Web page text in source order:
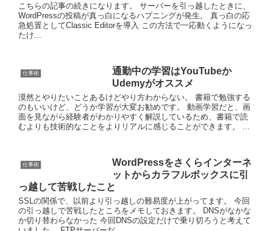
こちらの記事の続きになります。 サーバーを引っ越したときに、
WordPressの投稿が真っ白になるハプニングが発生。 真っ白の応
急処置としてClassic Editorを導入 この方法で一応動くようになっ
たけ...
仕事術
通勤中の学習はYouTubeか
Udemyがオススメ
漠然とやりたいことあるけどやり方わからない。 書籍で勉強する
のもいいけど、どうか学習が大変お勧めです。 動画学習だと、画
面を見ながら経験者がわかりやすく解説しているため、書籍で読
むよりも技術的なことをよりリアルに感じることができます。 ...
仕事術
WordPressをさくらインターネ
ットからカラフルボックスに引
っ越して苦戦したこと
SSLの関係で、以前より引っ越しの難易度が上がってます。 今回
の引っ越しで苦戦したところをメモしておきます。 DNSがなかな
か切り替わらなかった 今回DNSの設定だけで乗り切ろうと考えて